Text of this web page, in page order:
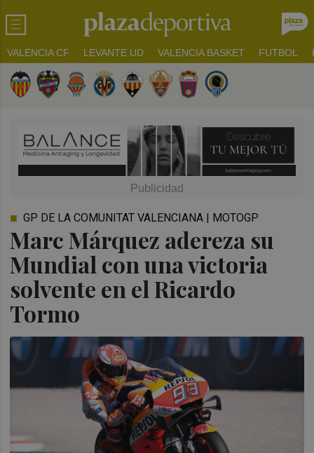
VALENCIA CF LEVANTE UD VALENCIA BASKET FUTBOL
Marc Márquez adereza su
Mundial con una victoria
solvente en el Ricardo
Tormo
GP DE LA COMUNITAT VALENCIANA | MOTOGP